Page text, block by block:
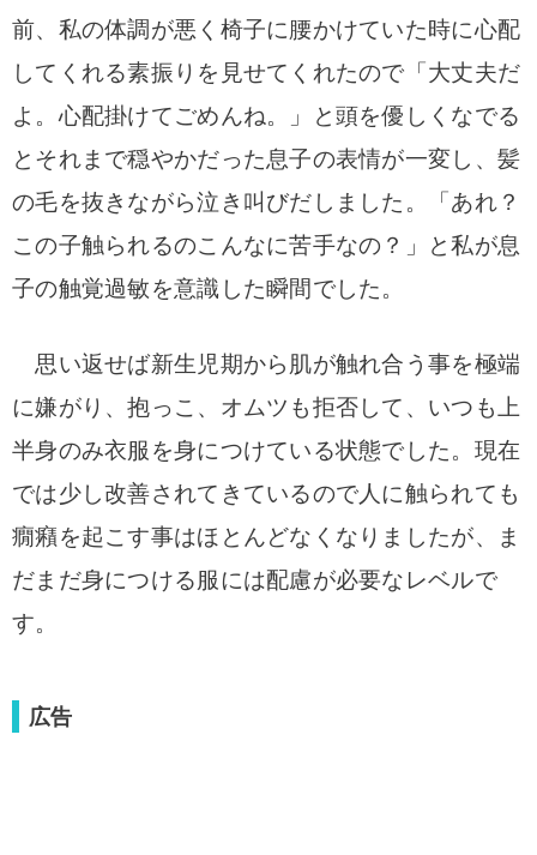
前、私の体調が悪く椅子に腰かけていた時に心配
してくれる素振りを見せてくれたので「大丈夫だ
よ。心配掛けてごめんね。」と頭を優しくなでる
とそれまで穏やかだった息子の表情が一変し、髪
の毛を抜きながら泣き叫びだしました。「あれ？
この子触られるのこんなに苦手なの？」と私が息
子の触覚過敏を意識した瞬間でした。
思い返せば新生児期から肌が触れ合う事を極端
に嫌がり、抱っこ、オムツも拒否して、いつも上
半身のみ衣服を身につけている状態でした。現在
では少し改善されてきているので人に触られても
癇癪を起こす事はほとんどなくなりましたが、ま
だまだ身につける服には配慮が必要なレベルで
す。
広告